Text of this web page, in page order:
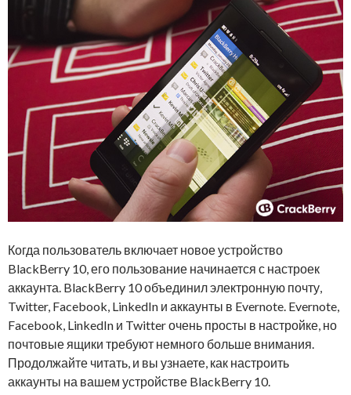
Когда пользователь включает новое устройство
BlackBerry 10, его пользование начинается с настроек
аккаунта. BlackBerry 10 объединил электронную почту,
Twitter, Facebook, LinkedIn и аккаунты в Evernote. Evernote,
Facebook, LinkedIn и Twitter очень просты в настройке, но
почтовые ящики требуют немного больше внимания.
Продолжайте читать, и вы узнаете, как настроить
аккаунты на вашем устройстве BlackBerry 10.